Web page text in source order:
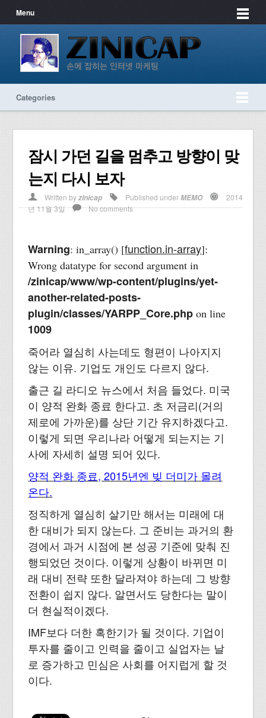
Menu
Categories
잠시 가던 길을 멈추고 방향이 맞
는지 다시 보자
Written byzinicap Published underMEMO
2014
년 11월 3일
No comments
Warning: in_array() [function.in-array]:
Wrong datatype for second argument in
/zinicap/www/wp-content/plugins/yet-
another-related-posts-
plugin/classes/YARPP_Core.php on line
1009
죽어라 열심히 사는데도 형편이 나아지지
않는 이유. 기업도 개인도 다르지 않다.
출근 길 라디오 뉴스에서 처음 들었다. 미국
이 양적 완화 종료 한다고. 초 저금리(거의
제로에 가까운)를 상단 기간 유지하겠다고.
이렇게 되면 우리나라 어떻게 되는지는 기
사에 자세히 설명 되어 있다.
양적 완화 종료, 2015년엔 빚 더미가 몰려
온다.
정직하게 열심히 살기만 해서는 미래에 대
한 대비가 되지 않는다. 그 준비는 과거의 환
경에서 과거 시점에 본 성공 기준에 맞춰 진
행되었던 것이다. 이렇게 상황이 바뀌면 미
래 대비 전략 또한 달라져야 하는데 그 방향
전환이 쉽지 않다. 알면서도 당한다는 말이
더 현실적이겠다.
IMF보다 더한 혹한기가 될 것이다. 기업이
투자를 줄이고 인력을 줄이고 실업자는 날
로 증가하고 민심은 사회를 어지럽게 할 것
이다.